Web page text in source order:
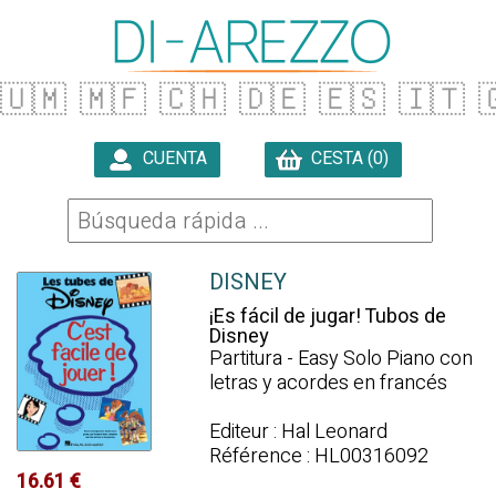
🇺🇲 🇲🇫 🇨🇭 🇩🇪 🇪🇸 🇮🇹
CUENTA CESTA (0)
16.61 €
DISNEY
¡Es fácil de jugar! Tubos de
Disney
Partitura - Easy Solo Piano con
letras y acordes en francés
Editeur : Hal Leonard
Référence : HL00316092